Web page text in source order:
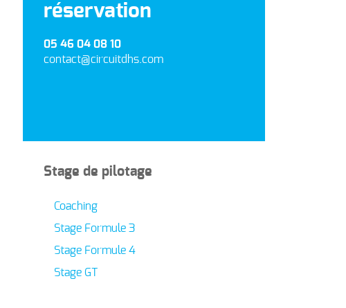
réservation
05 46 04 08 10
contact@circuitdhs.com
Stage de pilotage
Coaching
Stage Formule 3
Stage Formule 4
Stage GT